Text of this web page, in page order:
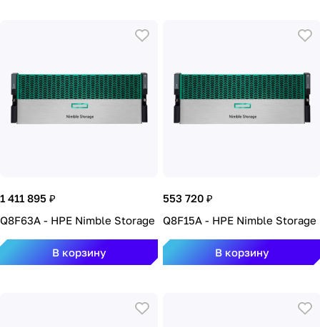
1 411 895 ₽
Q8F63A - HPE Nimble Storage
В корзину
553 720 ₽
Q8F15A - HPE Nimble Storage
В корзину